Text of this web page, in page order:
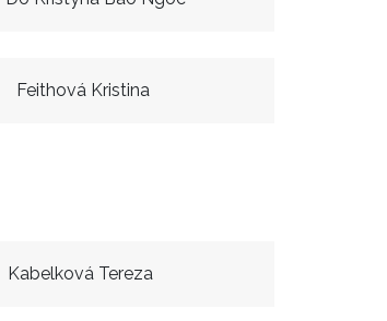
Feithová Kristina
Kabelková Tereza